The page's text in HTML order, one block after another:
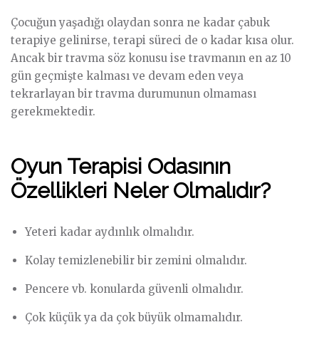
Çocuğun yaşadığı olaydan sonra ne kadar çabuk
terapiye gelinirse, terapi süreci de o kadar kısa olur.
Ancak bir travma söz konusu ise travmanın en az 10
gün geçmişte kalması ve devam eden veya
tekrarlayan bir travma durumunun olmaması
gerekmektedir.
Oyun Terapisi Odasının
Özellikleri Neler Olmalıdır?
Yeteri kadar aydınlık olmalıdır.
Kolay temizlenebilir bir zemini olmalıdır.
Pencere vb. konularda güvenli olmalıdır.
Çok küçük ya da çok büyük olmamalıdır.